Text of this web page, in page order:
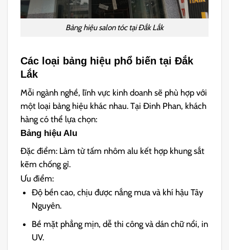
Bảng hiệu salon tóc tại Đắk Lắk
Các loại bảng hiệu phổ biến tại Đắk
Lắk
Mỗi ngành nghề, lĩnh vực kinh doanh sẽ phù hợp với
một loại bảng hiệu khác nhau. Tại Đinh Phan, khách
hàng có thể lựa chọn:
Bảng hiệu Alu
Đặc điểm: Làm từ tấm nhôm alu kết hợp khung sắt
kẽm chống gỉ.
Ưu điểm:
Độ bền cao, chịu được nắng mưa và khí hậu Tây
Nguyên.
Bề mặt phẳng mịn, dễ thi công và dán chữ nổi, in
UV.